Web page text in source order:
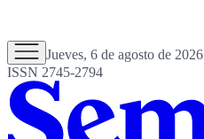
Jueves, 6 de agosto de 2026
ISSN 2745-2794